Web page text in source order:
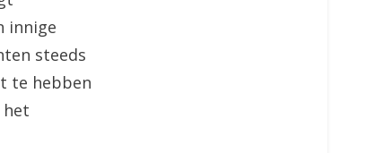
innige
steeds
te hebben
het